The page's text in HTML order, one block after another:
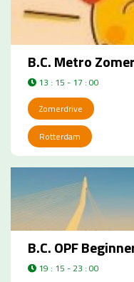
B.C. Metro
13 : 15 - 17 : 00
Zomerdrive
Rotterdam
B.C. OPF
19 : 15 - 23 : 00